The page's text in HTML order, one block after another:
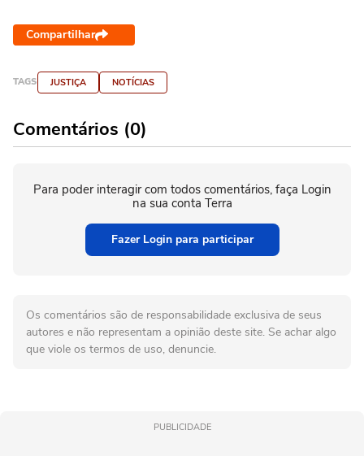
Compartilhar
TAGS JUSTIÇA NOTÍCIAS
Comentários (0)
Para poder interagir com todos comentários, faça Login
na sua conta Terra
Fazer Login para participar
Os comentários são de responsabilidade exclusiva de seus
autores e não representam a opinião deste site. Se achar algo
que viole os termos de uso, denuncie.
PUBLICIDADE